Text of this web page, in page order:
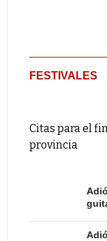
FESTIVALES
Citas para el
provincia